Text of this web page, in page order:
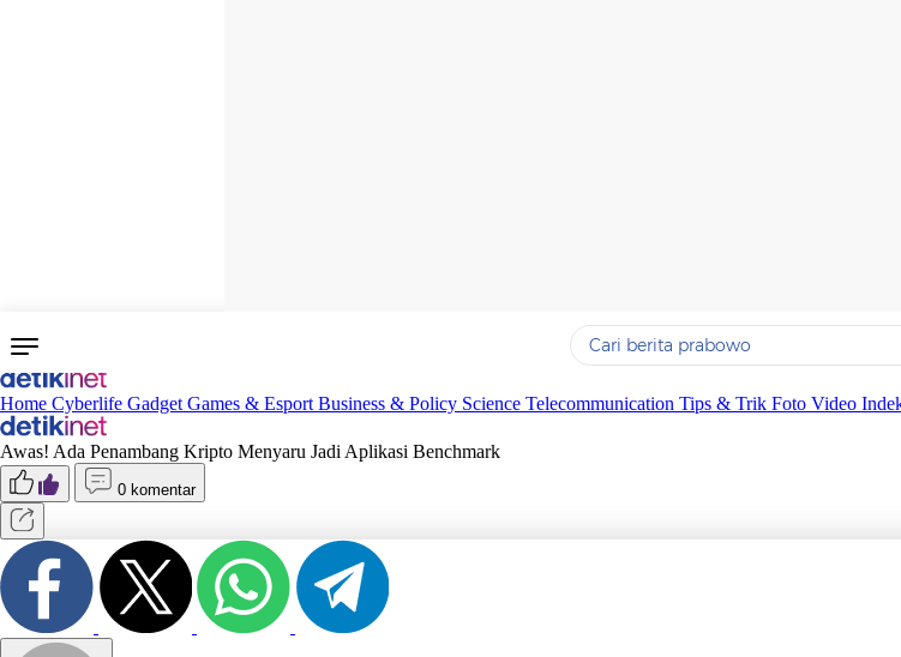
Yang sedang ramai dicari
Home Cyberlife Gadget Games & Esport Business & Policy Science Telecommunication Tips & Trik Foto Video
Awas! Ada Penambang Kripto Menyaru Jadi Aplikasi Benchmark
0 komentar